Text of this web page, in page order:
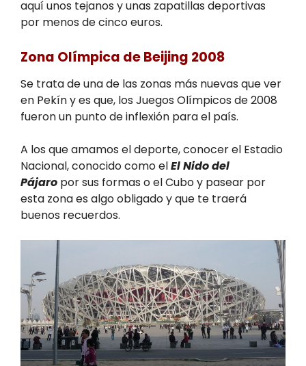
aquí unos tejanos y unas zapatillas deportivas
por menos de cinco euros.
Zona Olímpica de Beijing 2008
Se trata de una de las zonas más nuevas que ver
en Pekín y es que, los Juegos Olímpicos de 2008
fueron un punto de inflexión para el país.
A los que amamos el deporte, conocer el Estadio
Nacional, conocido como elEl Nido del
Pájaro por sus formas o el Cubo y pasear por
esta zona es algo obligado y que te traerá
buenos recuerdos.